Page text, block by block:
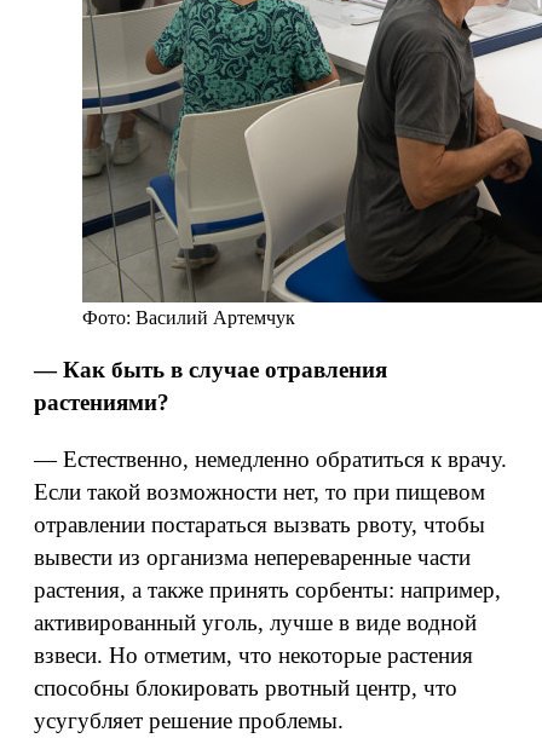
Фото: Василий Артемчук
— Как быть в случае отравления
растениями?
— Естественно, немедленно обратиться к врачу.
Если такой возможности нет, то при пищевом
отравлении постараться вызвать рвоту, чтобы
вывести из организма непереваренные части
растения, а также принять сорбенты: например,
активированный уголь, лучше в виде водной
взвеси. Но отметим, что некоторые растения
способны блокировать рвотный центр, что
усугубляет решение проблемы.